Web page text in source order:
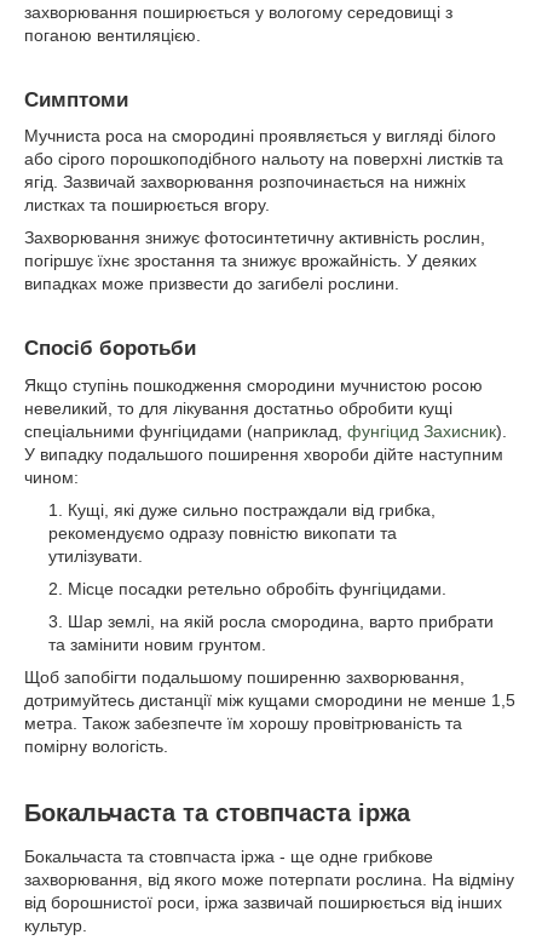
захворювання поширюється у вологому середовищі з
поганою вентиляцією.
Симптоми
Мучниста роса на смородині проявляється у вигляді білого
або сірого порошкоподібного нальоту на поверхні листків та
ягід. Зазвичай захворювання розпочинається на нижніх
листках та поширюється вгору.
Захворювання знижує фотосинтетичну активність рослин,
погіршує їхнє зростання та знижує врожайність. У деяких
випадках може призвести до загибелі рослини.
Спосіб боротьби
Якщо ступінь пошкодження смородини мучнистою росою
невеликий, то для лікування достатньо обробити кущі
спеціальними фунгіцидами (наприклад, фунгіцид Захисник).
У випадку подальшого поширення хвороби дійте наступним
чином:
Кущі, які дуже сильно постраждали від грибка,
рекомендуємо одразу повністю викопати та
утилізувати.
Місце посадки ретельно обробіть фунгіцидами.
Шар землі, на якій росла смородина, варто прибрати
та замінити новим грунтом.
Щоб запобігти подальшому поширенню захворювання,
дотримуйтесь дистанції між кущами смородини не менше 1,5
метра. Також забезпечте їм хорошу провітрюваність та
помірну вологість.
Бокальчаста та стовпчаста іржа
Бокальчаста та стовпчаста іржа - ще одне грибкове
захворювання, від якого може потерпати рослина. На відміну
від борошнистої роси, іржа зазвичай поширюється від інших
культур.